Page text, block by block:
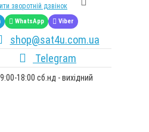
зворотній дзвінок
WhatsApp Viber
shop@sat4u.com.ua
Telegram
18:00 сб.нд - вихідний